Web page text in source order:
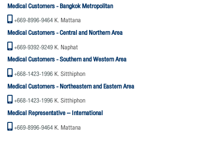
Medical Customers - Bangkok Metropolitan
+669-8996-9464K. Mattana
Medical Customers - Central and Northern Area
+669-9392-9249K. Naphat
Medical Customers - Southern and Western Area
+668-1423-1996K. Sitthiphon
Medical Customers - Northeastern and Eastern Area
+668-1423-1996K. Sitthiphon
Medical Representative – International
+669-8996-9464K. Mattana